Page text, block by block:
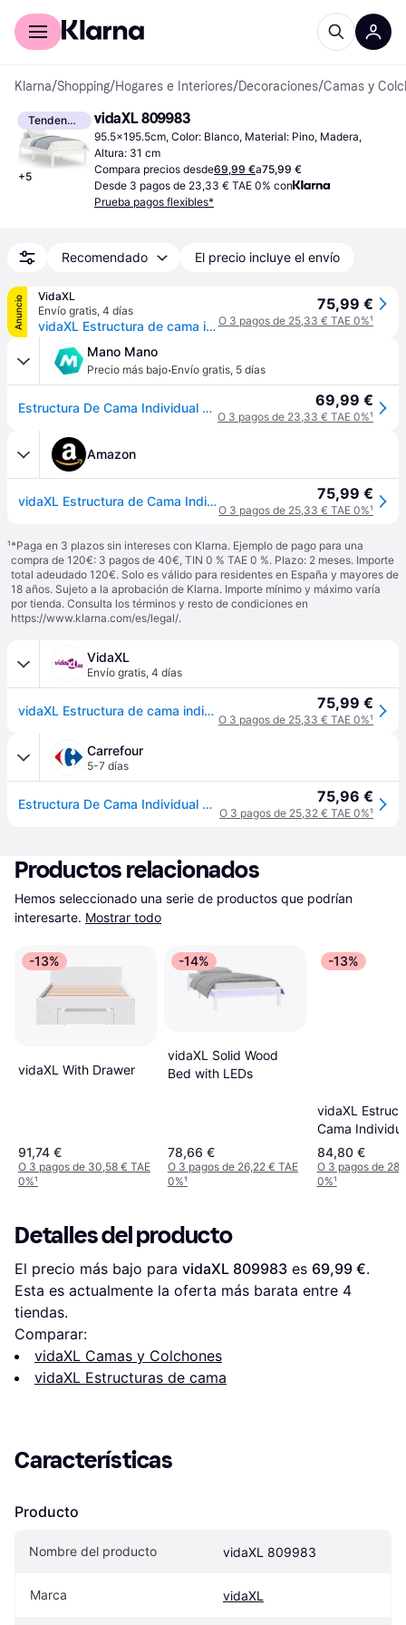
Comprar con Klarna
Klarna/Shopping/Hogares e Interiores/Decoraciones/Camas y
Tendencia
+5
vidaXL 809983
95.5x195.5cm, Color: Blanco, Material: Pino, Madera,
Altura: 31 cm
Compara precios desde69,99 €a75,99 €
Desde 3 pagos de 23,33 € TAE 0% con
Prueba pagos flexibles*
Recomendado El precio incluye el envío
Anuncio
VidaXL
Envío gratis, 4 días
vidaXL Estructura de cama individual sin colchón madera maciza blanco - Blanco
75,99 €
O 3 pagos de 25,33 € TAE 0%¹
Mano Mano
Precio más bajo·Envío gratis, 5 días
Estructura De Cama Individual Sin Colchón Madera Maciza Blanco Vidaxl 69,99 €
O 3 pagos de 23,33 € TAE 0%¹
Amazon
vidaXL Estructura de Cama Individual sin colchón Madera Maciza Blanco 75,99 €
O 3 pagos de 25,33 € TAE 0%¹
¹*Paga en 3 plazos sin intereses con Klarna. Ejemplo de pago para una
compra de 120€: 3 pagos de 40€, TIN 0 % TAE 0 %. Plazo: 2 meses. Importe
total adeudado 120€. Solo es válido para residentes en España y mayores de
18 años. Sujeto a la aprobación de Klarna. Importe mínimo y máximo varía
por tienda. Consulta los términos y resto de condiciones en
https://www.klarna.com/es/legal/.
VidaXL
Envío gratis, 4 días
vidaXL Estructura de cama individual sin colchón madera maciza blanco - Blanco 75,99 €
O 3 pagos de 25,33 € TAE 0%¹
Carrefour
5-7 días
Estructura De Cama Individual Sin Colchón Madera Maciza Blanco Vidaxl 75,96 €
O 3 pagos de 25,32 € TAE 0%¹
Productos relacionados
Hemos seleccionado una serie de productos que podrían
interesarte. Mostrar todo
-13%
vidaXL With Drawer
91,74 €
O 3 pagos de 30,58 € TAE
0%¹
-14%
vidaXL Solid Wood
Bed with LEDs
78,66 €
O 3 pagos de 26,22 € TAE
0%¹
-13%
vidaXL
Cama
Madera
90x190 cm
84,80 €
O 3 pagos de
0%¹
Detalles del producto
El precio más bajo para vidaXL 809983 es 69,99 €.
Esta es actualmente la oferta más barata entre 4
tiendas.
Comparar:
vidaXL Camas y Colchones
vidaXL Estructuras de cama
Características
Producto
Nombre del producto vidaXL 809983
Marca vidaXL